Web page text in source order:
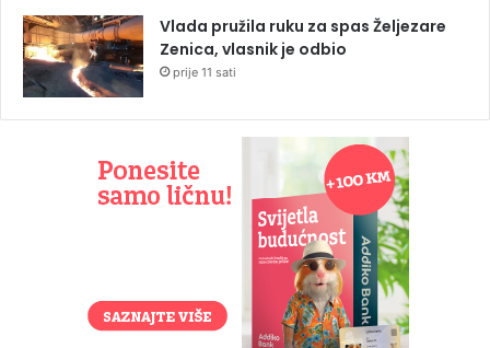
Vlada pružila ruku za spas Željezare
Zenica, vlasnik je odbio
prije 11 sati